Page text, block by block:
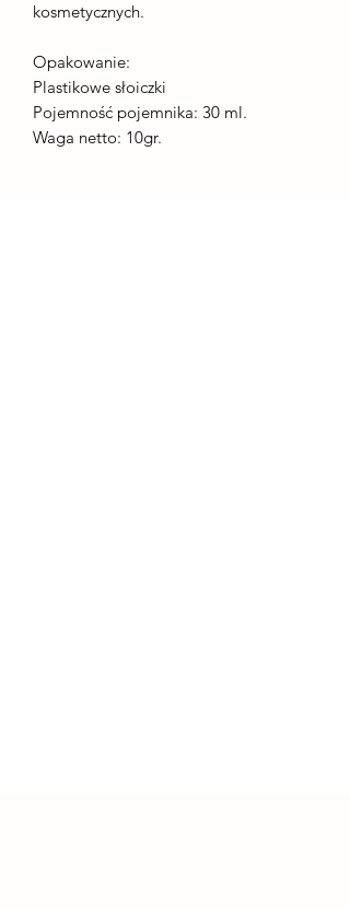
kosmetycznych.
Opakowanie:
Plastikowe słoiczki
Pojemność pojemnika: 30 ml.
Waga netto: 10gr.